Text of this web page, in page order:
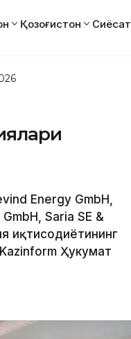
Қозоғистон Сиёсат
Energy GmbH,
Saria SE &
иқтисодиётининг
Ҳукумат